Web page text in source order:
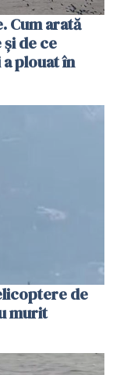
Cum arată
de ce
plouat în
de
murit